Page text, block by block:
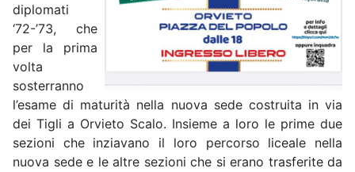
diplomati
‘72-’73, che
per la prima
volta
sosterranno
l’esame di maturità nella nuova sede costruita in via
dei Tigli a Orvieto Scalo. Insieme a loro le prime due
sezioni che inziavano il loro percorso liceale nella
nuova sede e le altre sezioni che si erano trasferite da